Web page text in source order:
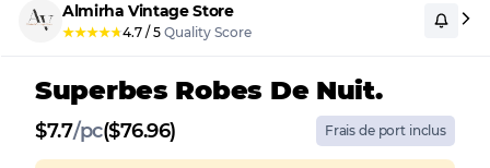
Almirha Vintage Store
★★★★★4.7 / 5 Quality Score
Superbes Robes De Nuit.
$7.7/pc($76.96) Frais de port inclus